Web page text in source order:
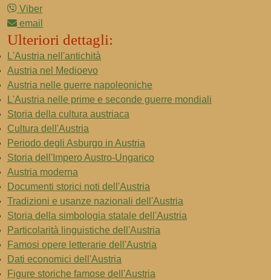
Viber
email
Ulteriori dettagli:
L'Austria nell'antichità
Austria nel Medioevo
Austria nelle guerre napoleoniche
L'Austria nelle prime e seconde guerre mondiali
Storia della cultura austriaca
Cultura dell'Austria
Periodo degli Asburgo in Austria
Storia dell'Impero Austro-Ungarico
Austria moderna
Documenti storici noti dell'Austria
Tradizioni e usanze nazionali dell'Austria
Storia della simbologia statale dell'Austria
Particolarità linguistiche dell'Austria
Famosi opere letterarie dell'Austria
Dati economici dell'Austria
Figure storiche famose dell'Austria